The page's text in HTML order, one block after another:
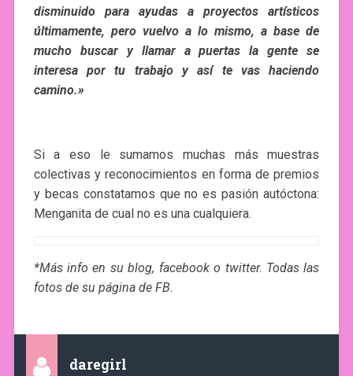
disminuido para ayudas a proyectos artísticos
últimamente, pero vuelvo a lo mismo, a base de
mucho buscar y llamar a puertas la gente se
interesa por tu trabajo y así te vas haciendo
camino.»
Si a eso le sumamos muchas más muestras
colectivas y reconocimientos en forma de premios
y becas constatamos que no es pasión autóctona:
Menganita de cual no es una cualquiera.
*Más info en su blog, facebook o twitter. Todas las
fotos de su página de FB.
daregirl